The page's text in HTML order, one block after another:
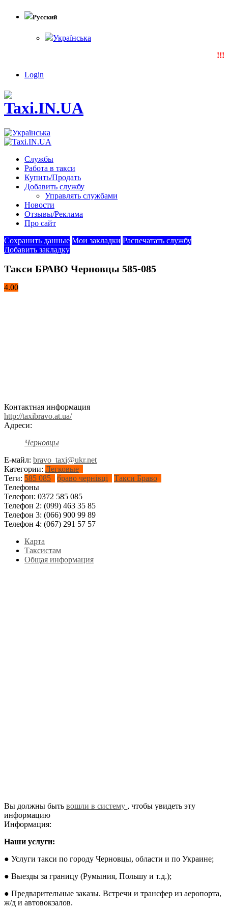
Русский
Українська
Login
Службы
Работа в такси
Купить/Продать
Добавить службу
Управлять службами
Новости
Отзывы/Реклама
Про сайт
Сохранить данные Мои закладки Распечатать службу
Добавить закладку
Такси БРАВО Черновцы 585-085
4.00
Контактная информация
http://taxibravo.at.ua/
Адреси:
Черновцы
Е-майл: bravo_taxi@ukr.net
Категории: Легковые
Теги: 585 085 браво чернівці
Такси Браво
Телефоны
Телефон: 0372 585 085
Телефон 2: (099) 463 35 85
Телефон 3: (066) 900 99 89
Телефон 4: (067) 291 57 57
Карта
Таксистам
Общая информация
Вы должны быть вошли в систему , чтобы увидеть эту
информацию
Информация:
Наши услуги:
● Услуги такси по городу Черновцы, области и по Украине;
● Выезды за границу (Румыния, Польшу и т.д.);
● Предварительные заказы. Встречи и трансфер из аеропорта,
ж/д и автовокзалов.